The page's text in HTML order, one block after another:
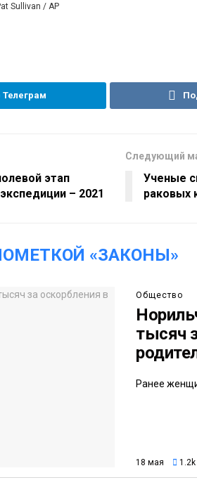
Sullivan / АР
этап
– 2021
Следующий
Ученые
раковых
«ЗАКОНЫ»
Общество
тысяч
Ранее
18 мая 1.2k